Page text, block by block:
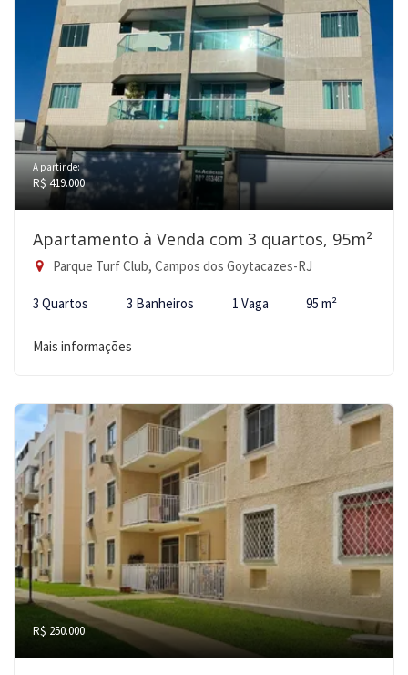
A partir de:
R$ 419.000
Apartamento à Venda com 3 quartos, 95m²
Parque Turf Club, Campos dos Goytacazes-RJ
3 Quartos 3 Banheiros 1 Vaga 95 m²
Mais informações
R$ 250.000